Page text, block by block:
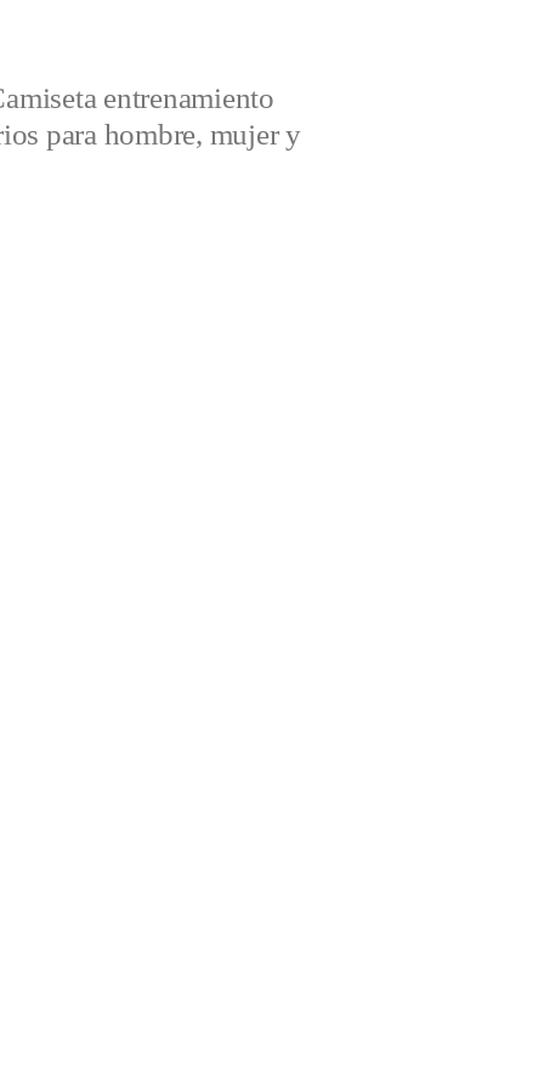
entrenamiento
para hombre, mujer y